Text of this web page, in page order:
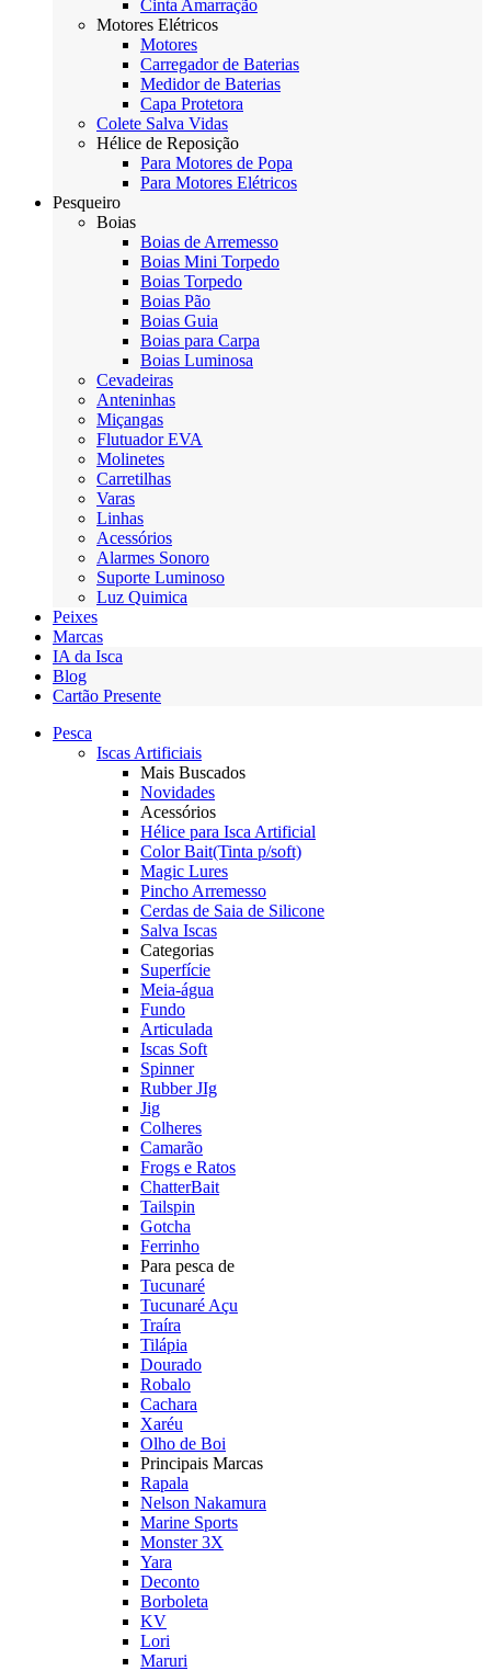
Cinta Amarração
Motores Elétricos
Motores
Carregador de Baterias
Medidor de Baterias
Capa Protetora
Colete Salva Vidas
Hélice de Reposição
Para Motores de Popa
Para Motores Elétricos
Pesqueiro
Boias
Boias de Arremesso
Boias Mini Torpedo
Boias Torpedo
Boias Pão
Boias Guia
Boias para Carpa
Boias Luminosa
Cevadeiras
Anteninhas
Miçangas
Flutuador EVA
Molinetes
Carretilhas
Varas
Linhas
Acessórios
Alarmes Sonoro
Suporte Luminoso
Luz Quimica
Peixes
Marcas
IA da Isca
Blog
Cartão Presente
Pesca
Iscas Artificiais
Mais Buscados
Novidades
Acessórios
Hélice para Isca Artificial
Color Bait(Tinta p/soft)
Magic Lures
Pincho Arremesso
Cerdas de Saia de Silicone
Salva Iscas
Categorias
Superfície
Meia-água
Fundo
Articulada
Iscas Soft
Spinner
Rubber JIg
Jig
Colheres
Camarão
Frogs e Ratos
ChatterBait
Tailspin
Gotcha
Ferrinho
Para pesca de
Tucunaré
Tucunaré Açu
Traíra
Tilápia
Dourado
Robalo
Cachara
Xaréu
Olho de Boi
Principais Marcas
Rapala
Nelson Nakamura
Marine Sports
Monster 3X
Yara
Deconto
Borboleta
KV
Lori
Maruri